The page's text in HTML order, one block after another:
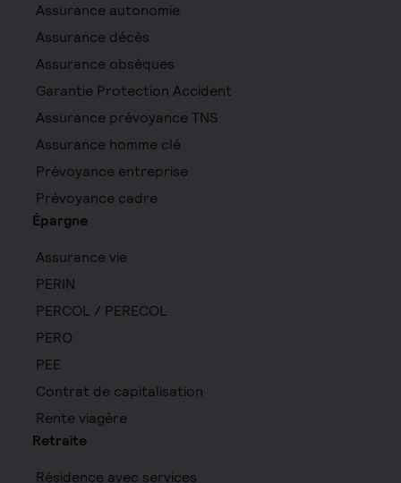
Assurance autonomie
Assurance décès
Assurance obsèques
Garantie Protection Accident
Assurance prévoyance TNS
Assurance homme clé
Prévoyance entreprise
Prévoyance cadre
Épargne
Assurance vie
PERIN
PERCOL / PERECOL
PERO
PEE
Contrat de capitalisation
Rente viagère
Retraite
Résidence avec services